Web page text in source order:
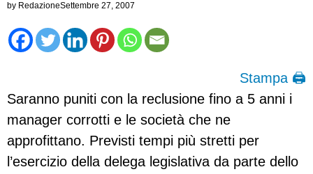
by RedazioneSettembre 27, 2007
Stampa 🖨
Saranno puniti con la reclusione fino a 5 anni i
manager corrotti e le società che ne
approfittano. Previsti tempi più stretti per
l’esercizio della delega legislativa da parte dello